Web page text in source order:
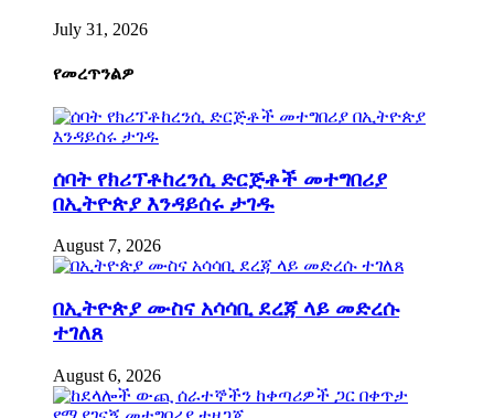
July 31, 2026
የመረጥንልዎ
ሰባት የክሪፕቶከረንሲ ድርጅቶች መተግበሪያ
በኢትዮጵያ እንዳይሰሩ ታገዱ
August 7, 2026
በኢትዮጵያ ሙስና አሳሳቢ ደረጃ ላይ መድረሱ
ተገለጸ
August 6, 2026